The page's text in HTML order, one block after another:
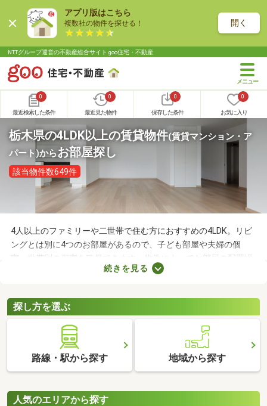
アプリ版はこちら
複数社の物件を探せる！ 開く
NTTグループ運営の不動産総合サイト goo住宅・不動産
0
最近検索した条件
0
最近見た物件
0
保存した条件
0
お気に入り
栃木県の4LDK以上の賃貸物件(賃貸マンション・ア
パート)からお部屋探し
該当物件数649件
4人以上のファミリーや二世帯で住む方におすすめの4LDK。リビ
ングとは別に4つのお部屋があるので、子ども部屋や夫婦の個
室、世帯別の個室を確保できます。物件によってお部屋の配置場
所が異なるので、内見前に間取りをチェックすることがおすすめ
します。
続きを見る
探し方を選ぶ
路線・駅から探す 地域から探す
人気のエリアから探す